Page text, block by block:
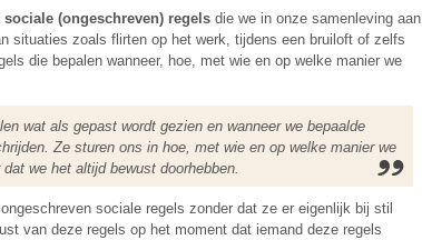
sociale (ongeschreven) regels die we in onze samenleving aan
situaties zoals flirten op het werk, tijdens een bruiloft of zelfs
die bepalen wanneer, hoe, met wie en op welke manier we
wat als gepast wordt gezien en wanneer we bepaalde
Ze sturen ons in hoe, met wie en op welke manier we
we het altijd bewust doorhebben.
sociale regels zonder dat ze er eigenlijk bij stil
van deze regels op het moment dat iemand deze regels